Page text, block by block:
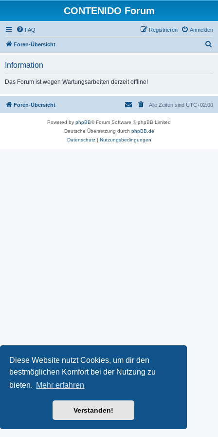
Diese Website nutzt Cookies, um dir den
bestmöglichen Komfort bei der Nutzung zu
bieten. Mehr erfahren
Verstanden!
CONTENIDO Forum
FAQ Anmelden
Registrieren
Foren-Übersicht
Information
Das Forum ist wegen Wartungsarbeiten derzeit offline!
Foren-Übersicht Alle Zeiten sind UTC+02:00
Powered by phpBB® Forum Software © phpBB Limited
Deutsche Übersetzung durch phpBB.de
Datenschutz| Nutzungsbedingungen